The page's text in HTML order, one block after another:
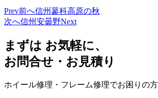
Prev前へ信州蓼科高原の秋
次へ信州安曇野Next
まずは お気軽に、
お問合せ・お見積り
ホイール修理・フレーム修理でお困りの